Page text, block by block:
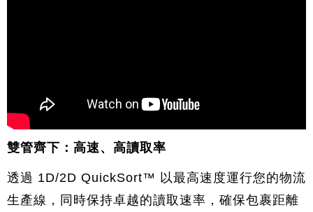
雙管齊下：高速、高讀取率
透過 1D/2D QuickSort™ 以最高速度運行您的物流
生產線，同時保持卓越的讀取速率，確保包裹距離